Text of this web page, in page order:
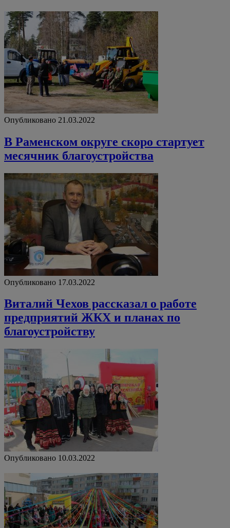
Опубликовано 21.03.2022
В Раменском округе скоро стартует
месячник благоустройства
Опубликовано 17.03.2022
Виталий Чехов рассказал о работе
предприятий ЖКХ и планах по
благоустройству
Опубликовано 10.03.2022